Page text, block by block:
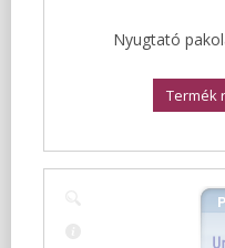
Nyugtató
Termék